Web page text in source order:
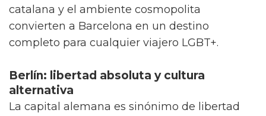
catalana y el ambiente cosmopolita
convierten a Barcelona en un destino
completo para cualquier viajero LGBT+.
Berlín: libertad absoluta y cultura
alternativa
La capital alemana es sinónimo de libertad